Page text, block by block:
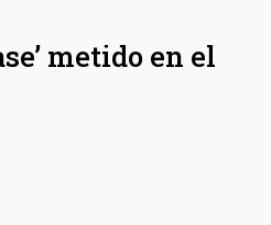
metido en el